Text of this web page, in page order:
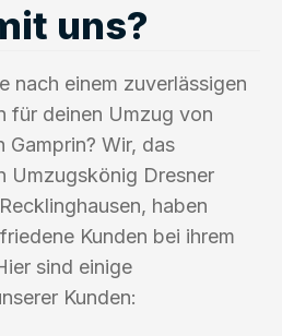
uns?
nach einem zuverlässigen
für deinen Umzug von
Gamprin? Wir, das
Umzugskönig Dresner
haben
Kunden bei ihrem
sind einige
Kunden: